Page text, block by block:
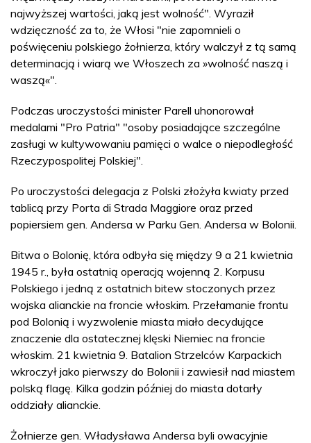
najwyższej wartości, jaką jest wolność". Wyraził
wdzięczność za to, że Włosi "nie zapomnieli o
poświęceniu polskiego żołnierza, który walczył z tą samą
determinacją i wiarą we Włoszech za »wolność naszą i
waszą«".
Podczas uroczystości minister Parell uhonorował
medalami "Pro Patria" "osoby posiadające szczególne
zasługi w kultywowaniu pamięci o walce o niepodległość
Rzeczypospolitej Polskiej".
Po uroczystości delegacja z Polski złożyła kwiaty przed
tablicą przy Porta di Strada Maggiore oraz przed
popiersiem gen. Andersa w Parku Gen. Andersa w Bolonii.
Bitwa o Bolonię, która odbyła się między 9 a 21 kwietnia
1945 r., była ostatnią operacją wojenną 2. Korpusu
Polskiego i jedną z ostatnich bitew stoczonych przez
wojska alianckie na froncie włoskim. Przełamanie frontu
pod Bolonią i wyzwolenie miasta miało decydujące
znaczenie dla ostatecznej klęski Niemiec na froncie
włoskim. 21 kwietnia 9. Batalion Strzelców Karpackich
wkroczył jako pierwszy do Bolonii i zawiesił nad miastem
polską flagę. Kilka godzin później do miasta dotarły
oddziały alianckie.
Żołnierze gen. Władysława Andersa byli owacyjnie